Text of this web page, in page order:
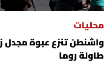
محليات
واشنطن تنزع عبوة
طاولة روما